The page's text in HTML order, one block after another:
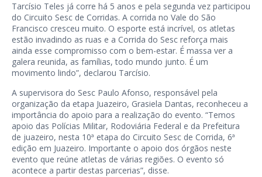
Tarcísio Teles já corre há 5 anos e pela segunda vez participou
do Circuito Sesc de Corridas. A corrida no Vale do São
Francisco cresceu muito. O esporte está incrível, os atletas
estão invadindo as ruas e a Corrida do Sesc reforça mais
ainda esse compromisso com o bem-estar. É massa ver a
galera reunida, as famílias, todo mundo junto. É um
movimento lindo”, declarou Tarcísio.
A supervisora do Sesc Paulo Afonso, responsável pela
organização da etapa Juazeiro, Grasiela Dantas, reconheceu a
importância do apoio para a realização do evento. “Temos
apoio das Polícias Militar, Rodoviária Federal e da Prefeitura
de juazeiro, nesta 10ª etapa do Circuito Sesc de Corrida, 6ª
edição em Juazeiro. Importante o apoio dos órgãos neste
evento que reúne atletas de várias regiões. O evento só
acontece a partir destas parcerias”, disse.